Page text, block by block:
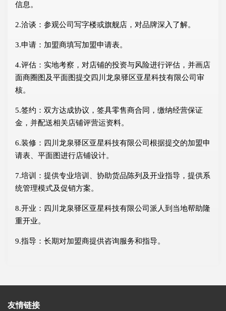
信息。
2.洽谈：参观公司写字楼或旗舰店，对品牌深入了解。
3.申请：加盟商填写加盟申请表。
4.评估：实地考察，对店铺的投资与风险进行评估，并画店
面商圈图及平面图提交四川龙泉驿区亚星科技有限公司审
核。
5.签约：双方达成协议，签具零售商合同，缴纳经营保证
金，并配送相关店铺评营运资料。
6.装修：四川龙泉驿区亚星科技有限公司根据提交的加盟申
请表、平面图进行店铺设计。
7.培训：提供专业培训、协助货品陈列及开业指导，提供系
统管理模式及促销方案。
8.开业：四川龙泉驿区亚星科技有限公司派人到当地帮助隆
重开业。
9.指导：长期对加盟商提供咨询服务和指导。
友情链接